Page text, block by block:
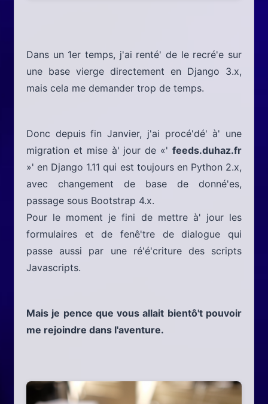
Dans un 1er temps, j'ai renté' de le recré'e sur
une base vierge directement en Django 3.x,
mais cela me demander trop de temps.
Donc depuis fin Janvier, j'ai procé'dé' à' une
migration et mise à' jour de «' feeds.duhaz.fr
»' en Django 1.11 qui est toujours en Python 2.x,
avec changement de base de donné'es,
passage sous Bootstrap 4.x.
Pour le moment je fini de mettre à' jour les
formulaires et de fenê'tre de dialogue qui
passe aussi par une ré'é'criture des scripts
Javascripts.
Mais je pence que vous allait bientô't pouvoir
me rejoindre dans l'aventure.